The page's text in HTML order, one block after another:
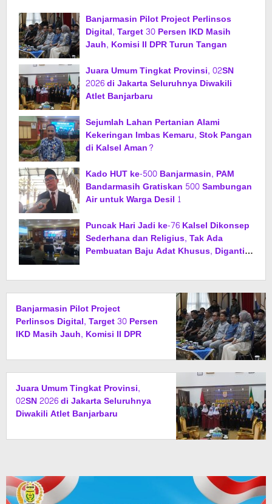
Banjarmasin Pilot Project Perlinsos
Digital, Target 30 Persen IKD Masih
Jauh, Komisi II DPR Turun Tangan
Juara Umum Tingkat Provinsi, 02SN
2026 di Jakarta Seluruhnya Diwakili
Atlet Banjarbaru
Sejumlah Lahan Pertanian Alami
Kekeringan Imbas Kemaru, Stok Pangan
di Kalsel Aman?
Kado HUT ke-500 Banjarmasin, PAM
Bandarmasih Gratiskan 500 Sambungan
Air untuk Warga Desil 1
Puncak Hari Jadi ke-76 Kalsel Dikonsep
Sederhana dan Religius, Tak Ada
Pembuatan Baju Adat Khusus, Diganti
Banjarmasin Pilot Project
Perlinsos Digital, Target 30 Persen
IKD Masih Jauh, Komisi II DPR
Juara Umum Tingkat Provinsi,
02SN 2026 di Jakarta Seluruhnya
Diwakili Atlet Banjarbaru